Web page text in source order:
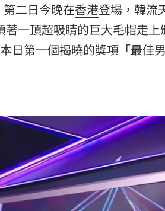
二日今晚在香港登場，韓流
一頂超吸睛的巨大毛帽走
日第一個揭曉的獎項「最佳